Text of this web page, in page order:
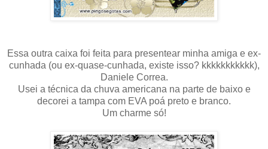
Essa outra caixa foi feita para presentear minha amiga e ex-
cunhada (ou ex-quase-cunhada, existe isso? kkkkkkkkkkk),
Daniele Correa.
Usei a técnica da chuva americana na parte de baixo e
decorei a tampa com EVA poá preto e branco.
Um charme só!